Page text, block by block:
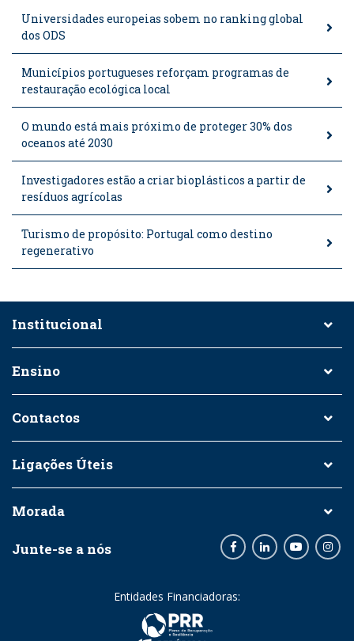
Universidades europeias sobem no ranking global
dos ODS
Municípios portugueses reforçam programas de
restauração ecológica local
O mundo está mais próximo de proteger 30% dos
oceanos até 2030
Investigadores estão a criar bioplásticos a partir de
resíduos agrícolas
Turismo de propósito: Portugal como destino
regenerativo
Institucional
Ensino
Contactos
Ligações Úteis
Morada
Junte-se a nós FacebookLinkedInYoutube
Entidades Financiadoras: